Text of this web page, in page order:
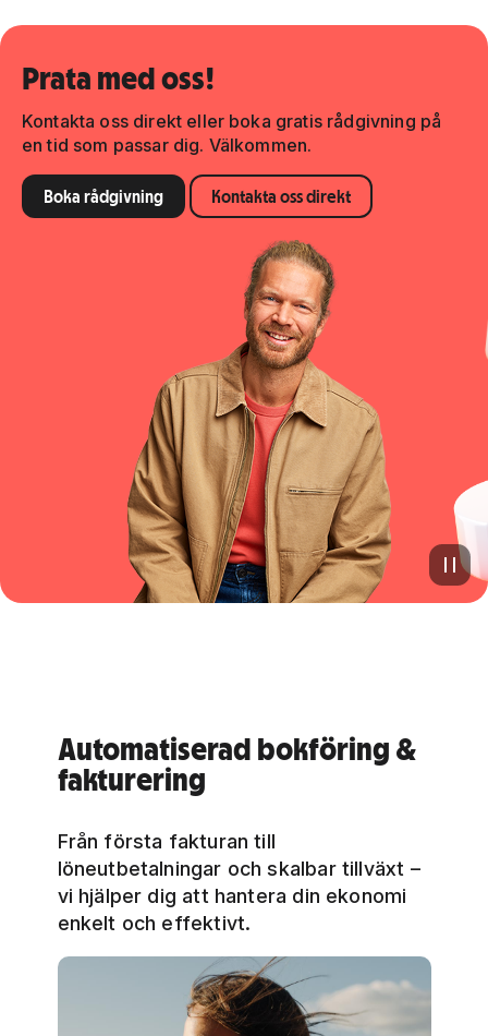
Prata med oss!
Kontakta oss direkt eller boka gratis rådgivning på
en tid som passar dig. Välkommen.
Boka rådgivning Kontakta oss direkt
Automatiserad bokföring &
fakturering
Från första fakturan till
löneutbetalningar och skalbar tillväxt –
vi hjälper dig att hantera din ekonomi
enkelt och effektivt.